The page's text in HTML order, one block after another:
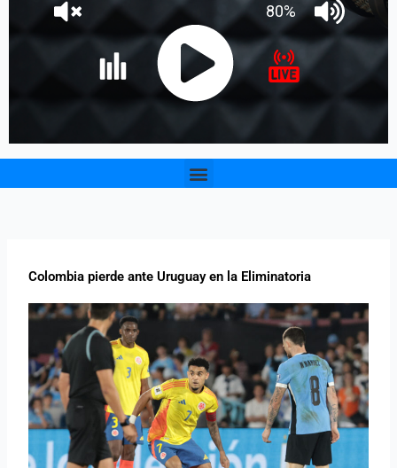
Menu
Colombia pierde ante Uruguay en la Eliminatoria